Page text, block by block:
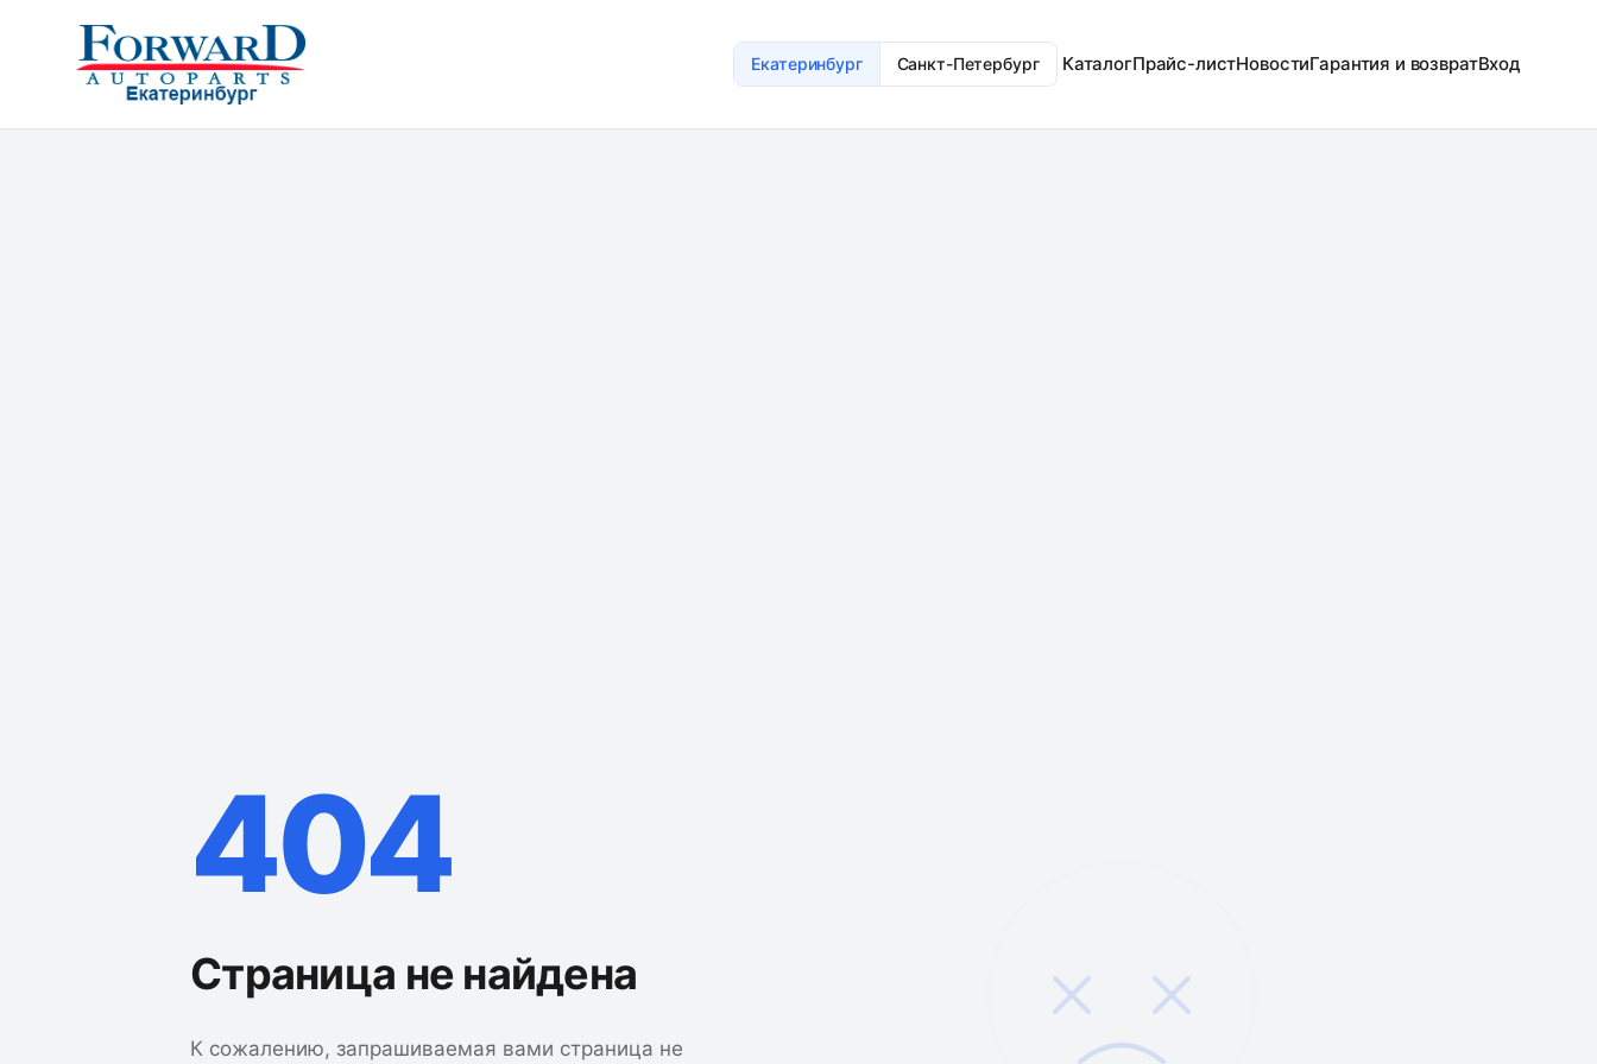
Екатеринбург Санкт-Петербург КаталогПрайс-листНовостиГарантия и возвратВход
404
Страница не найдена
К сожалению, запрашиваемая вами страница не